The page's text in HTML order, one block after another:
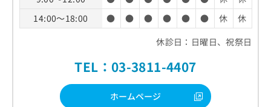
14:00～18:00
● ● ● ● ● ● 休
休
休診日：日曜日、祝祭日
TEL：03-3811-4407
ホームページ